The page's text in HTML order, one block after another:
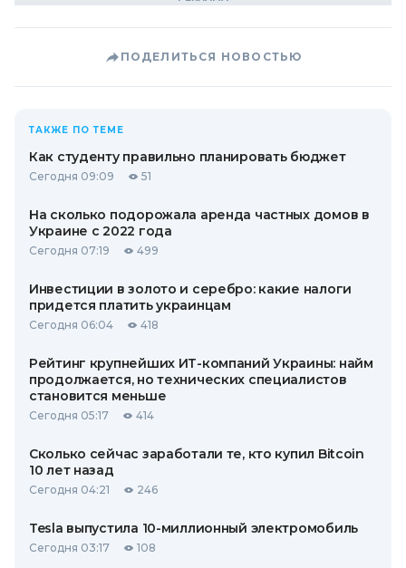
ПОДЕЛИТЬСЯ НОВОСТЬЮ
ТАКЖЕ ПО ТЕМЕ
Как студенту правильно планировать бюджет
Сегодня 09:09 51
На сколько подорожала аренда частных домов в
Украине с 2022 года
Сегодня 07:19 499
Инвестиции в золото и серебро: какие налоги
придется платить украинцам
Сегодня 06:04 418
Рейтинг крупнейших ИТ-компаний Украины: найм
продолжается, но технических специалистов
становится меньше
Сегодня 05:17 414
Сколько сейчас заработали те, кто купил Bitcoin
10 лет назад
Сегодня 04:21 246
Tesla выпустила 10-миллионный электромобиль
Сегодня 03:17 108